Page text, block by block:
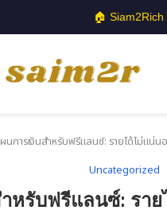
🏠 Siam2Rich
นการเงินสำหรับฟรีแลนซ์: รายได้ไม่แน่น
Uncategorized
ำหรับฟรีแลนซ์: รา